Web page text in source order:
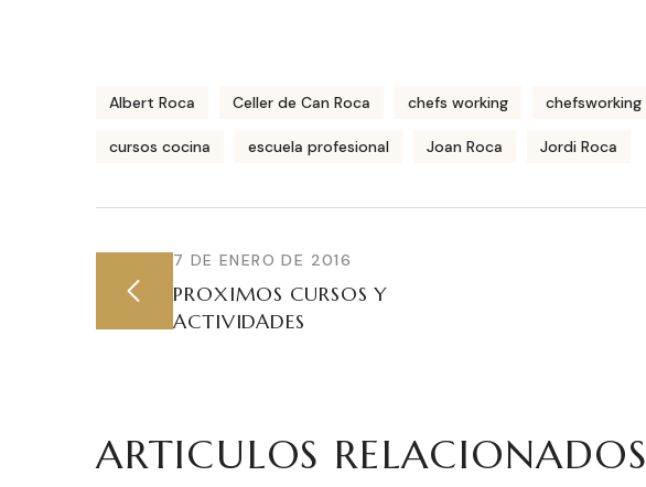
Albert Roca Celler de Can Roca chefs working chefsworking
cursos cocina escuela profesional Joan Roca Jordi Roca
7 DE ENERO DE 2016
PROXIMOS CURSOS Y
ACTIVIDADES
ARTICULOS RELACIONADOS